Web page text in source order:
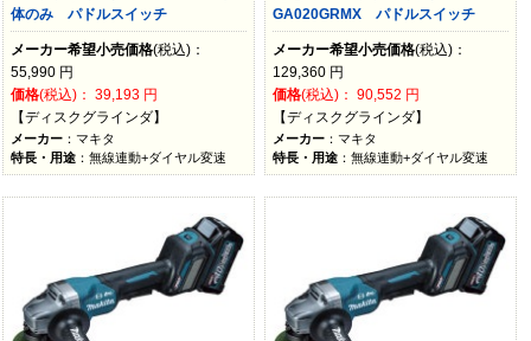
体のみ パドルスイッチ
メーカー希望小売価格(税込)：
55,990 円
価格(税込)：39,193 円
【ディスクグラインダ】
メーカー ：マキタ
特長・用途 ：無線連動+ダイヤル変速
GA020GRMX パドルスイッチ
メーカー希望小売価格(税込)：
129,360 円
価格(税込)：90,552 円
【ディスクグラインダ】
メーカー ：マキタ
特長・用途 ：無線連動+ダイヤル変速